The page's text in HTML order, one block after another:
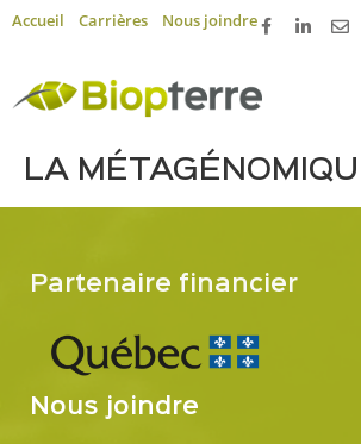
Accueil Carrières Nous joindre
LA
Partenaire financier
Nous joindre